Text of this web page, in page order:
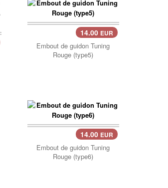
14.00 EUR
Embout de guidon Tuning
Rouge (type5)
14.00 EUR
Embout de guidon Tuning
Rouge (type6)